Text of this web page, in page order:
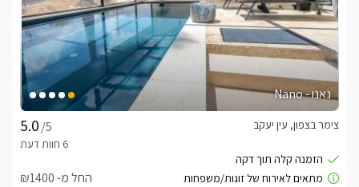
נאנו - Nano
/5
צימר בצפון, עין יעקב
החל מ- ₪1400